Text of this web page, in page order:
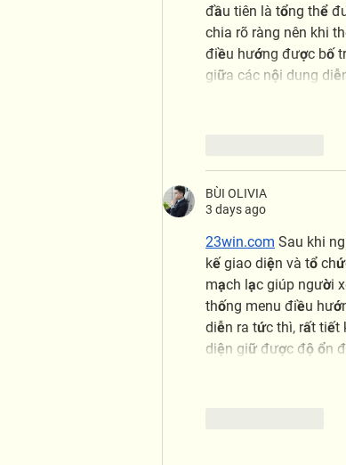
đầu tiên là tổng thể
chia rõ ràng nên khi
điều hướng được bố
giữa các nội dung
BÙI OLIVIA
3 days ago
23win.com Sau khi
kế giao diện và tổ
mạch lạc giúp người
thống menu điều
diễn ra tức thì, rất tiết
diện giữ được độ ổn